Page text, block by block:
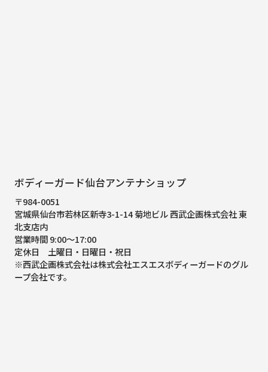
ボディーガード仙台アンテナショップ
〒984-0051
宮城県仙台市若林区新寺3-1-14 菊地ビル 西武企画株式会社 東
北支店内
営業時間 9:00～17:00
定休日 土曜日・日曜日・祝日
※西武企画株式会社は株式会社エスエスボディーガードのグル
ープ会社です。